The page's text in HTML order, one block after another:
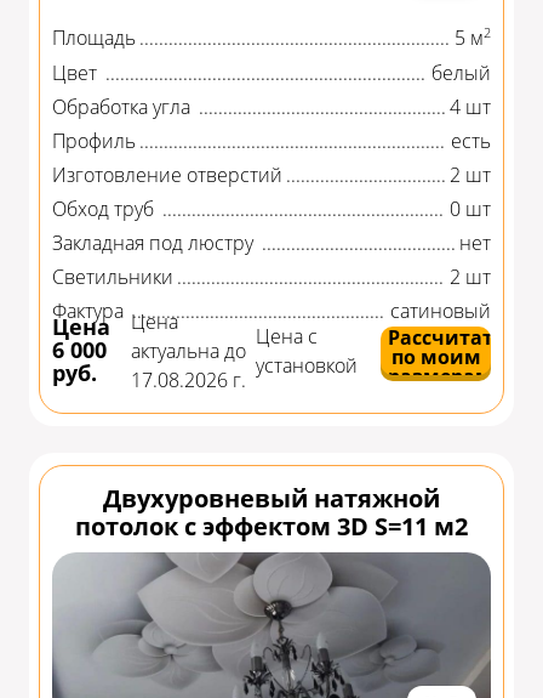
Площадь 5 м2
Цвет
белый
Обработка угла
4 шт
Профиль
есть
Изготовление отверстий
2 шт
Обход труб
0 шт
Закладная под люстру
нет
Светильники
2 шт
Фактура
сатиновый
Цена
6 000
руб.
Цена
актуальна до
17.08.2026 г.
Цена с
установкой
Рассчитать
по моим
размерам
Двухуровневый натяжной
потолок с эффектом 3D S=11 м2